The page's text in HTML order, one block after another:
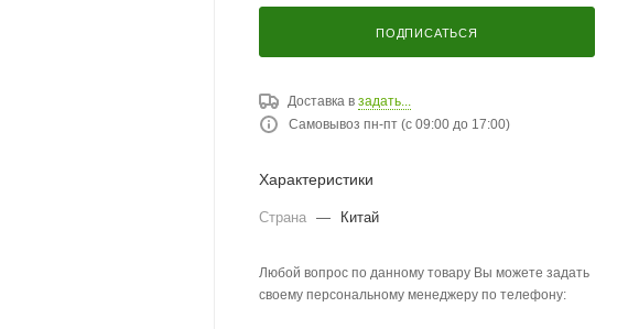
ПОДПИСАТЬСЯ
Доставка в задать...
Самовывоз пн-пт (с 09:00 до 17:00)
Характеристики
Страна — Китай
Любой вопрос по данному товару Вы можете задать
своему персональному менеджеру по телефону: